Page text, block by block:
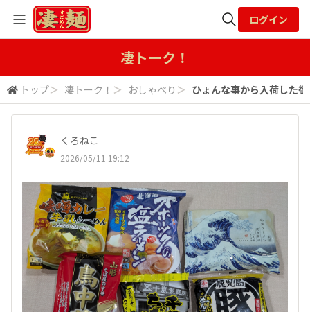
検索
ログイン
凄トーク！
トップ＞ 凄トーク！ ＞ おしゃべり ＞ ひょんな事から入荷した
くろねこ
2026/05/11 19:12